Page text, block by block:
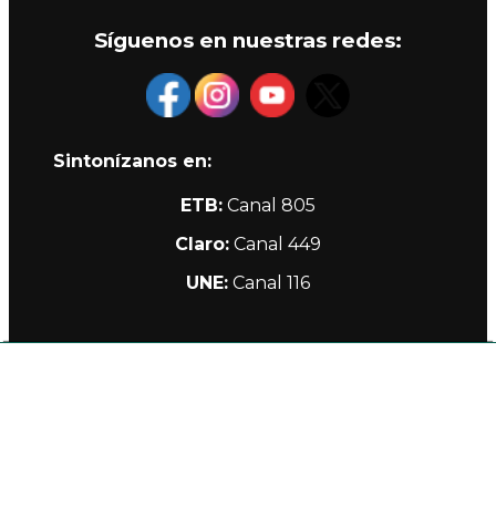
Síguenos en nuestras redes:
Sintonízanos en:
ETB: Canal 805
Claro: Canal 449
UNE: Canal 116